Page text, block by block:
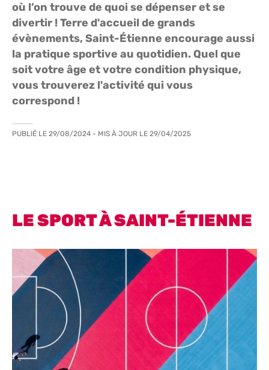
où l’on trouve de quoi se dépenser et se
divertir ! Terre d'accueil de grands
évènements, Saint-Étienne encourage aussi
la pratique sportive au quotidien. Quel que
soit votre âge et votre condition physique,
vous trouverez l'activité qui vous
correspond !
PUBLIÉ LE 29/08/2024 - MIS À JOUR LE 29/04/2025
LE SPORT À SAINT-ÉTIENNE